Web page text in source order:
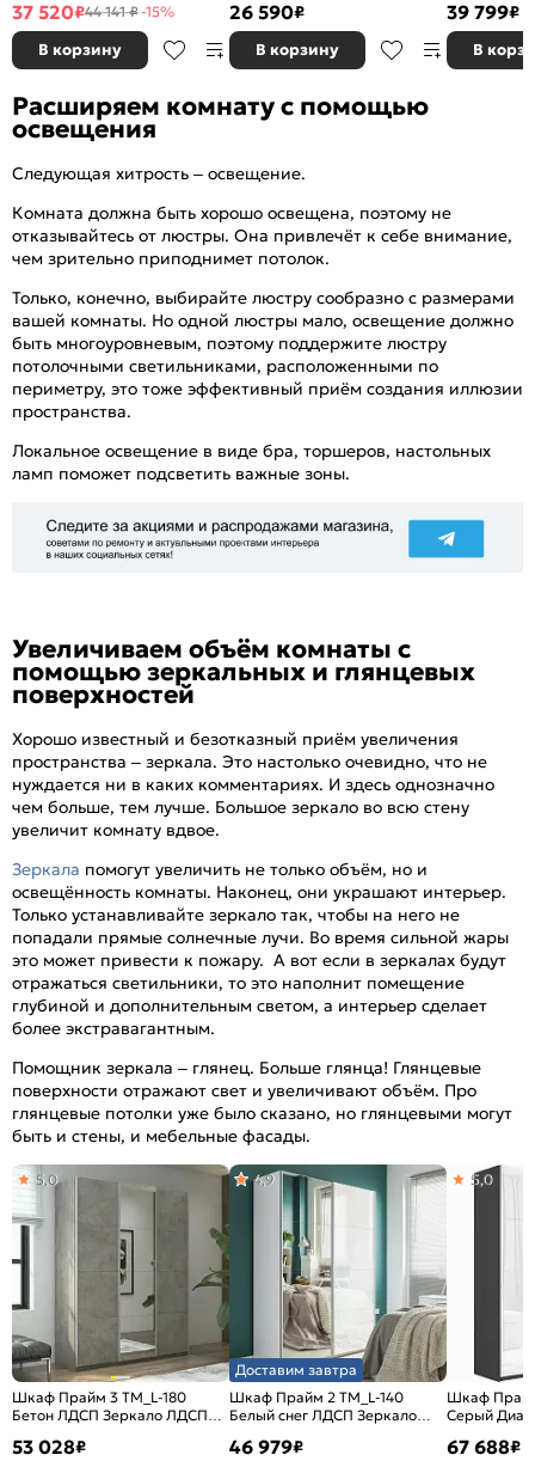
37 520₽44 141 ₽-15%
В корзину
26 590₽
В корзину
39 799₽
В
Расширяем комнату с помощью
освещения
Следующая хитрость – освещение.
Комната должна быть хорошо освещена, поэтому не
отказывайтесь от люстры. Она привлечёт к себе внимание,
чем зрительно приподнимет потолок.
Только, конечно, выбирайте люстру сообразно с размерами
вашей комнаты. Но одной люстры мало, освещение должно
быть многоуровневым, поэтому поддержите люстру
потолочными светильниками, расположенными по
периметру, это тоже эффективный приём создания иллюзии
пространства.
Локальное освещение в виде бра, торшеров, настольных
ламп поможет подсветить важные зоны.
Увеличиваем объём комнаты с
помощью зеркальных и глянцевых
поверхностей
Хорошо известный и безотказный приём увеличения
пространства – зеркала. Это настолько очевидно, что не
нуждается ни в каких комментариях. И здесь однозначно
чем больше, тем лучше. Большое зеркало во всю стену
увеличит комнату вдвое.
Зеркала помогут увеличить не только объём, но и
освещённость комнаты. Наконец, они украшают интерьер.
Только устанавливайте зеркало так, чтобы на него не
попадали прямые солнечные лучи. Во время сильной жары
это может привести к пожару. А вот если в зеркалах будут
отражаться светильники, то это наполнит помещение
глубиной и дополнительным светом, а интерьер сделает
более экстравагантным.
Помощник зеркала – глянец. Больше глянца! Глянцевые
поверхности отражают свет и увеличивают объём. Про
глянцевые потолки уже было сказано, но глянцевыми могут
быть и стены, и мебельные фасады.
Шкаф Прайм 3 TM_L-180
Бетон ЛДСП Зеркало ЛДСП
5,0
53 028₽
Доставим завтра
Шкаф Прайм 2 TM_L-140
Белый снег ЛДСП Зеркало
4,9
46 979₽
Шкаф
Серый
5,0
67 688₽